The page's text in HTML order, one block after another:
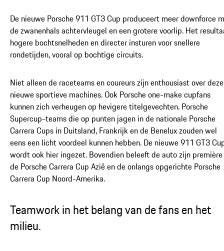
De nieuwe Porsche 911 GT3 Cup produceert meer downforce
de zwanenhals achtervleugel en een grotere voorlip. Het
hogere bochtsnelheden en directer insturen voor snellere
rondetijden, vooral op bochtige circuits.
Niet alleen de raceteams en coureurs zijn enthousiast over deze
nieuwe sportieve machines. Ook Porsche one-make cupfans
kunnen zich verheugen op hevigere titelgevechten. Porsche
Supercup-teams die op punten jagen in de nationale Porsche
Carrera Cups in Duitsland, Frankrijk en de Benelux zouden wel
eens een licht voordeel kunnen hebben. De nieuwe 911 GT3
wordt ook hier ingezet. Bovendien beleeft de auto zijn
de Porsche Carrera Cup Azië en de onlangs opgerichte Porsche
Carrera Cup Noord-Amerika.
Teamwork in het belang van de fans en het
milieu.